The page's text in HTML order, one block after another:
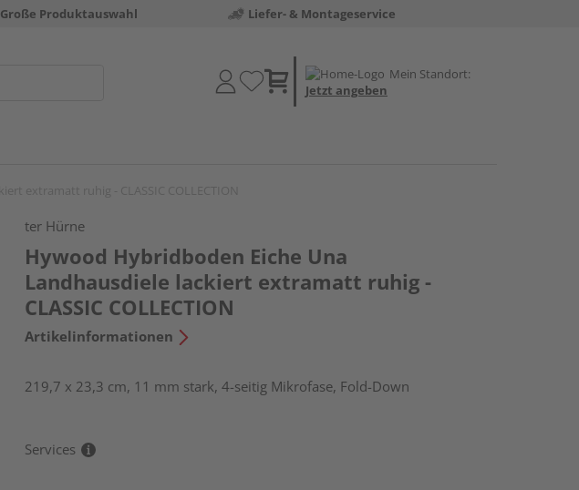
Große Produktauswahl Liefer- & Montageservice
Mein Standort:
Jetzt angeben
ter Hürne
Hywood Hybridboden Eiche Una
Landhausdiele lackiert extramatt ruhig -
CLASSIC COLLECTION
Artikelinformationen
219,7 x 23,3 cm, 11 mm stark, 4-seitig Mikrofase, Fold-Down
Services